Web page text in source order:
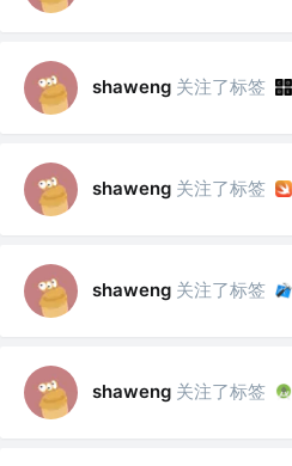
shaweng 关注了标签
shaweng 关注了标签
shaweng 关注了标签
shaweng 关注了标签